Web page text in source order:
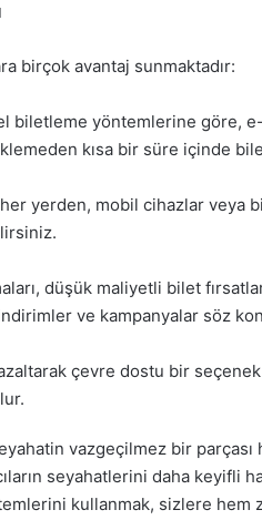
birçok avantaj sunmaktadır:
biletleme yöntemlerine göre,
kısa bir süre içinde
yerden, mobil cihazlar veya
düşük maliyetli bilet
ve kampanyalar söz
azaltarak çevre dostu bir
vazgeçilmez bir parçası
seyahatlerini daha keyifli
kullanmak, sizlere hem